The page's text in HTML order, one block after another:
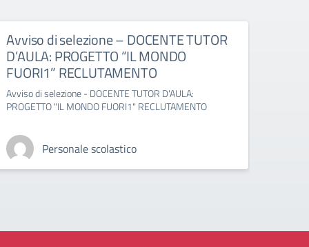
Avviso di selezione – DOCENTE TUTOR
D’AULA: PROGETTO “IL MONDO
FUORI1” RECLUTAMENTO
Avviso di selezione - DOCENTE TUTOR D'AULA:
PROGETTO "IL MONDO FUORI1" RECLUTAMENTO
Personale scolastico